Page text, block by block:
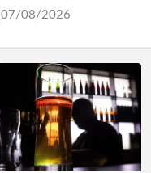
07/08/2026